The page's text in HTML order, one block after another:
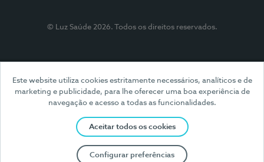
Este website utiliza cookies estritamente necessários, analíticos e de
marketing e publicidade, para lhe oferecer uma boa experiência de
navegação e acesso a todas as funcionalidades.
Aceitar todos os cookies
Configurar preferências
© Luz Saúde 2026. Todos os direitos reservados.